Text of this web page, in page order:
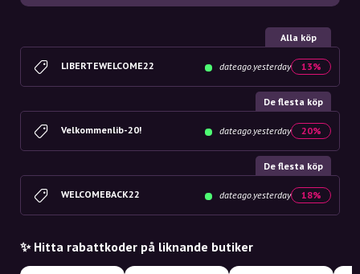
Alla köp
LIBERTEWELCOME22 dateago.yesterday 13%
De flesta köp
Velkommenlib-20! dateago.yesterday 20%
De flesta köp
WELCOMEBACK22 dateago.yesterday 18%
✨ Hitta rabattkoder på liknande butiker